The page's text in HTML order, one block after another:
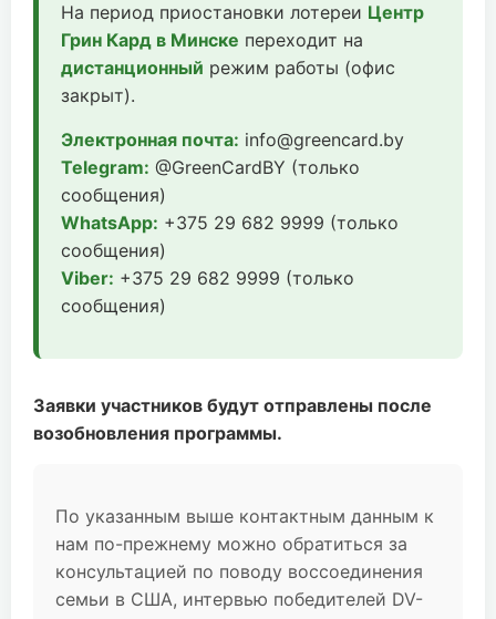
На период приостановки лотереи Центр
Грин Кард в Минске переходит на
дистанционный режим работы (офис
закрыт).
Электронная почта: info@greencard.by
Telegram: @GreenCardBY (только
сообщения)
WhatsApp: +375 29 682 9999 (только
сообщения)
Viber: +375 29 682 9999 (только
сообщения)
Заявки участников будут отправлены после
возобновления программы.
По указанным выше контактным данным к
нам по-прежнему можно обратиться за
консультацией по поводу воссоединения
семьи в США, интервью победителей DV-